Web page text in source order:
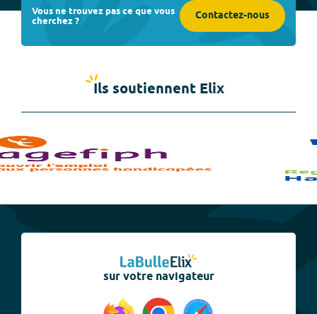
Vous ne trouvez pas ce que vous
cherchez ? Contactez-nous
Ils soutiennent Elix
sur votre navigateur